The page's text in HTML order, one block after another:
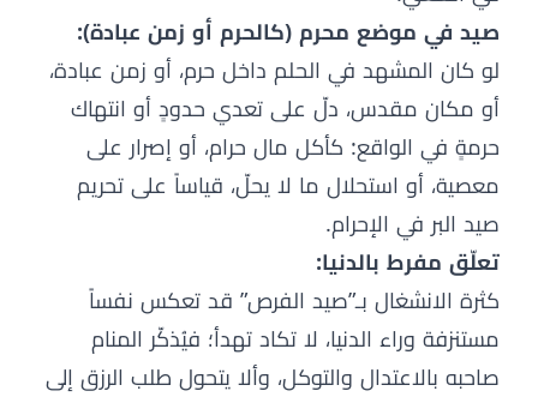
صيد في موضع محرم (كالحرم أو زمن عبادة):
لو كان المشهد في الحلم داخل حرم، أو زمن عبادة،
أو مكان مقدس، دلّ على تعدي حدودٍ أو انتهاك
حرمةٍ في الواقع: كأكل مال حرام، أو إصرار على
معصية، أو استحلال ما لا يحلّ، قياساً على تحريم
صيد البر في الإحرام.
تعلّق مفرط بالدنيا:
كثرة الانشغال بـ”صيد الفرص” قد تعكس نفساً
مستنزفة وراء الدنيا، لا تكاد تهدأ؛ فيُذكّر المنام
صاحبه بالاعتدال والتوكل، وألا يتحول طلب الرزق إلى